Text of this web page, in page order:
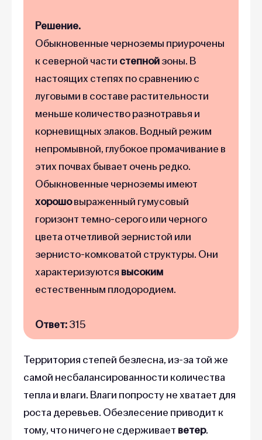
Решение.
Обыкновенные черноземы приурочены
к северной части степнойзоны. В
настоящих степях по сравнению с
луговыми в составе растительности
меньше количество разнотравья и
корневищных злаков. Водный режим
непромывной, глубокое промачивание в
этих почвах бывает очень редко.
Обыкновенные черноземы имеют
хорошовыраженный гумусовый
горизонт темно-серого или черного
цвета отчетливой зернистой или
зернисто-комковатой структуры. Они
характеризуются высоким
естественным плодородием.
Ответ:315
Территория степей безлесна, из-за той же
самой несбалансированности количества
тепла и влаги. Влаги попросту не хватает для
роста деревьев. Обезлесение приводит к
тому, что ничего не сдерживает ветер.